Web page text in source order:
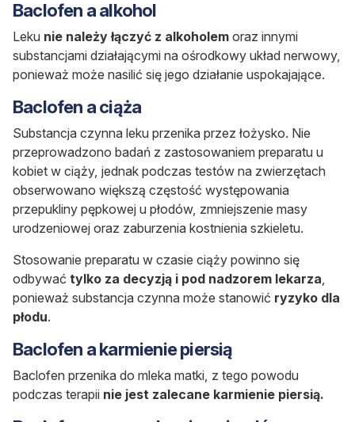
Baclofen a alkohol
Leku nie należy łączyć z alkoholem oraz innymi
substancjami działającymi na ośrodkowy układ nerwowy,
ponieważ może nasilić się jego działanie uspokajające.
Baclofen a ciąża
Substancja czynna leku przenika przez łożysko. Nie
przeprowadzono badań z zastosowaniem preparatu u
kobiet w ciąży, jednak podczas testów na zwierzętach
obserwowano większą częstość występowania
przepukliny pępkowej u płodów, zmniejszenie masy
urodzeniowej oraz zaburzenia kostnienia szkieletu.
Stosowanie preparatu w czasie ciąży powinno się
odbywać tylko za decyzją i pod nadzorem lekarza,
ponieważ substancja czynna może stanowić ryzyko dla
płodu.
Baclofen a karmienie piersią
Baclofen przenika do mleka matki, z tego powodu
podczas terapii nie jest zalecane karmienie piersią.